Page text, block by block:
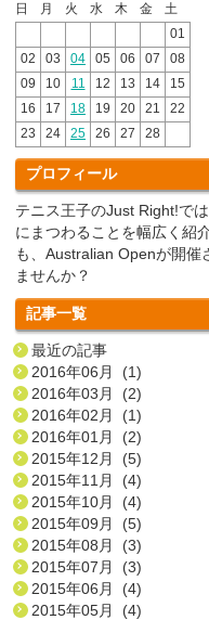
日 月 火 水 木 金
土
01
02
03 04 05 06 07
08
09
10 11 12 13 14
15
16
17 18 19 20 21
22
23
24 25 26 27 28
プロフィール
テニス王子のJust Right!で
にまつわることを幅広く紹
も、Australian Openが開
ませんか？
記事一覧
最近の記事
2016年06月 (1)
2016年03月 (2)
2016年02月 (1)
2016年01月 (2)
2015年12月 (5)
2015年11月 (4)
2015年10月 (4)
2015年09月 (5)
2015年08月 (3)
2015年07月 (3)
2015年06月 (4)
2015年05月 (4)